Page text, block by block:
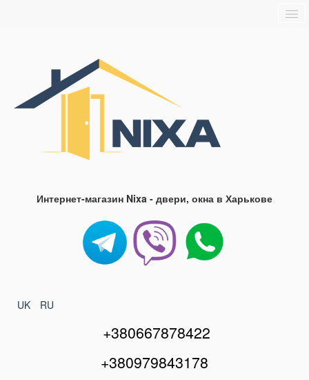
Контакты
Интернет-магазин Nixa - двери, окна в Харькове
UK RU
+380667878422
+380979843178